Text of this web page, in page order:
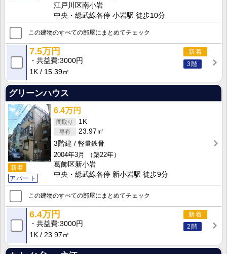
江戸川区南小岩
中央・総武線各停 小岩駅 徒歩10分
この建物のすべての部屋にまとめてチェック
新着
3階
7.5万円
共益費 3000円
1K
15.39㎡
グリーンハウス
新着
アパート
6.4万円
1K
23.97㎡
3階建
軽量鉄骨
2004年3月
（築22年）
葛飾区新小岩
中央・総武線各停 新小岩駅 徒歩9分
この建物のすべての部屋にまとめてチェック
新着
2階
6.4万円
共益費 3000円
1K
23.97㎡